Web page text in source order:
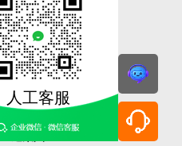
Co., Ltd.
達集團
人工客服